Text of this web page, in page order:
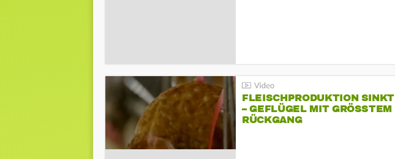
FLEISCHPRODUKTION SINKT
– GEFLÜGEL MIT GRÖSSTEM R
ÜCKGANG